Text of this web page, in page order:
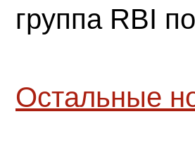
группа RBI
Остальные